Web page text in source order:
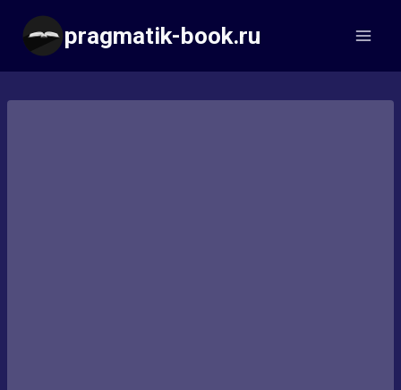
Перейти
содержимому
pragmatik-book.ru